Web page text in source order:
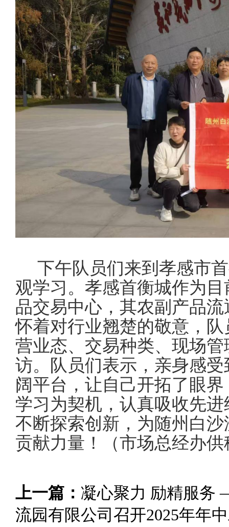
下午队员们来到孝感市
观学习。孝感首衡城作为
品交易中心，其农副产品
怀着对行业翘楚的敬意，
营业态、交易种类、现场
访。队员们表示，亲身感
阔平台，让自己开拓了眼
学习为契机，认真吸收先
不断探索创新，为随州白
贡献力量！（市场总经办供
上一篇： 凝心聚力 励精服务
流园有限公司召开2025年年